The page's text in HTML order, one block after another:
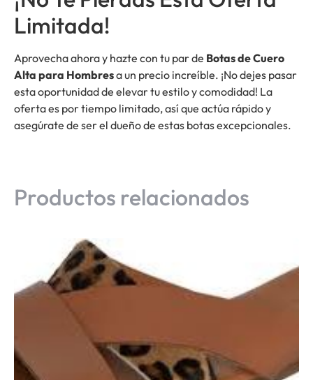
Limitada!
Aprovecha ahora y hazte con tu par de Botas de Cuero
Alta para Hombresa un precio increíble. ¡No dejes pasar
esta oportunidad de elevar tu estilo y comodidad! La
oferta es por tiempo limitado, así que actúa rápido y
asegúrate de ser el dueño de estas botas excepcionales.
Productos relacionados